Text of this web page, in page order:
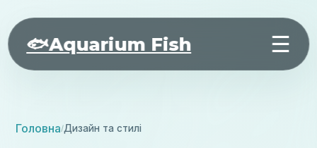
🐟Aquarium Fish ☰
Головна/Дизайн та стилі